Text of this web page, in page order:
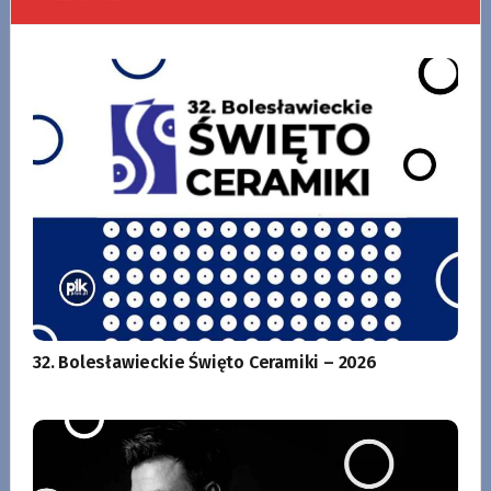
32. Bolesławieckie Święto Ceramiki – 2026